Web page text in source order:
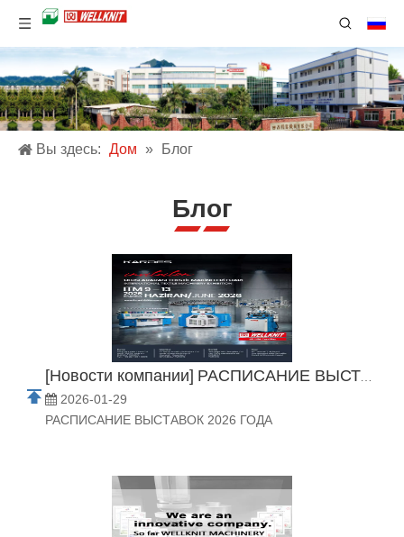
Вы здесь: Дом » Блог
Блог
[Новости компании] РАСПИСАНИЕ ВЫСТАВОК 2026 ГОДА
2026-01-29
РАСПИСАНИЕ ВЫСТАВОК 2026 ГОДА